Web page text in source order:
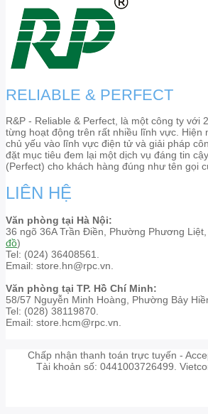
RELIABLE & PERFECT
R&P - Reliable & Perfect, là một công ty với
từng hoạt động trên rất nhiều lĩnh vực. Hiện
chủ yếu vào lĩnh vực điện tử và giải pháp
đặt mục tiêu đem lại một dịch vụ đáng tin
(Perfect) cho khách hàng đúng như tên gọi
LIÊN HỆ
Văn phòng tại Hà Nội:
36 ngõ 36A Trần Điền, Phường Phương Liệt,
đồ)
Tel: (024) 36408561.
Email: store.hn@rpc.vn.
Văn phòng tại TP. Hồ Chí Minh:
58/57 Nguyễn Minh Hoàng, Phường Bảy
Tel: (028) 38119870.
Email: store.hcm@rpc.vn.
Chấp nhận thanh toán trực tuyến -
Tài khoản số: 0441003726499.